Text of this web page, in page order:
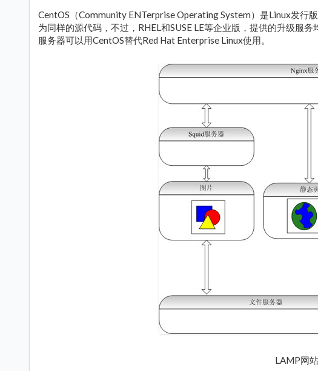
CentOS（Community ENTerprise Operating System）是Linux发行
为同样的源代码，不过，RHEL和SUSE LE等企业版，提供的升级服
服务器可以用CentOS替代Red Hat Enterprise Linux使用。
LAMP网